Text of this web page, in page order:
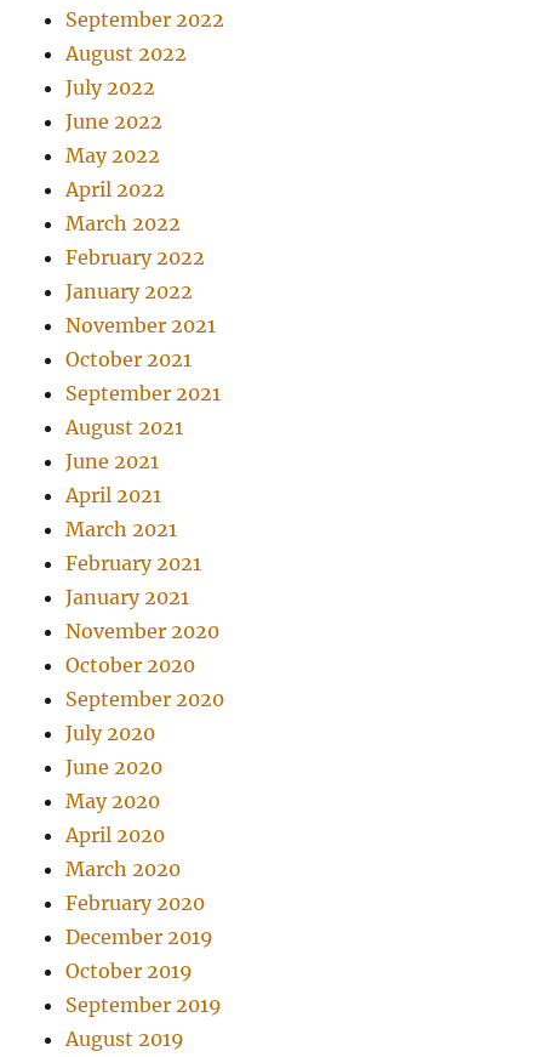
September 2022
August 2022
July 2022
June 2022
May 2022
April 2022
March 2022
February 2022
January 2022
November 2021
October 2021
September 2021
August 2021
June 2021
April 2021
March 2021
February 2021
January 2021
November 2020
October 2020
September 2020
July 2020
June 2020
May 2020
April 2020
March 2020
February 2020
December 2019
October 2019
September 2019
August 2019